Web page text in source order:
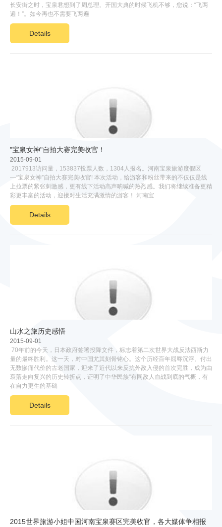
长安街之时，宝泉君想到了周总理。开国大典的时候飞机不够，您说：“飞两
遍！”。如今再也不需要飞两遍
Details
"宝泉女神"自拍大赛完美收官！
2015-09-01
2017913访问量，153837投票人数，1304人报名。河南宝泉旅游度假区
—“宝泉女神”自拍大赛完美收官! 本次活动，给游客和粉丝带来的不仅仅是线
上拉票的紧张刺激感，更有线下活动高声呐喊的热烈感。我们将继续准备更精
彩更丰富的活动，迎接对生活充满激情的游客！ 河南宝
Details
山水之旅历史感悟
2015-09-01
70年前的今天，日本政府签署投降文件，标志着第二次世界大战反法西斯力
量的最终胜利。这一天，对中国尤其刻骨铭心。这个历经百年屈辱沉浮、付出
无数惨痛代价的古老国家，迎来了近代以来反抗外敌入侵的首次完胜，成为由
衰落走向复兴的历史转折点，证明了中华民族“有同敌人血战到底的气概，有
在自力更生的基础
Details
2015世界旅游小姐中国河南宝泉赛区完美收官，各大媒体争相报